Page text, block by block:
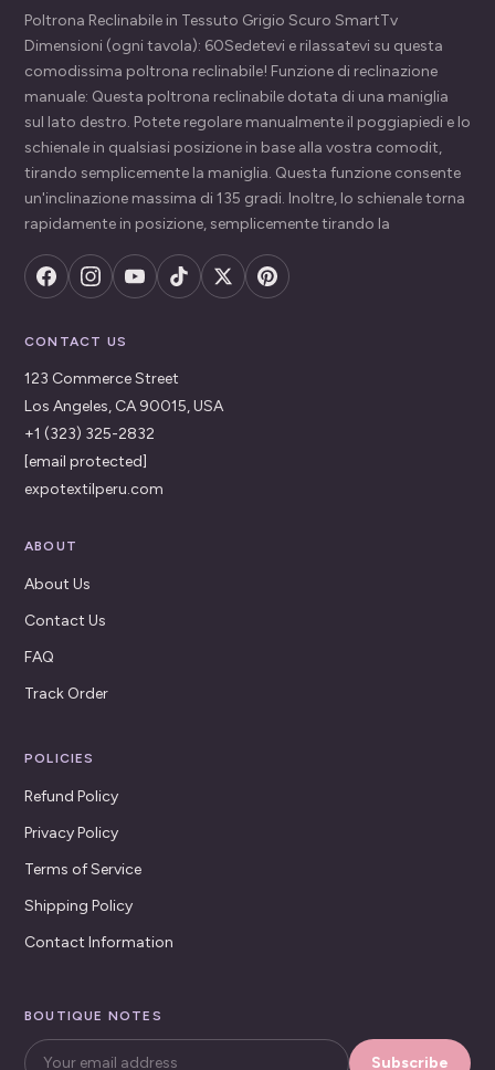
Poltrona Reclinabile in Tessuto Grigio Scuro SmartTv
Dimensioni (ogni tavola): 60Sedetevi e rilassatevi su questa
comodissima poltrona reclinabile! Funzione di reclinazione
manuale: Questa poltrona reclinabile dotata di una maniglia
sul lato destro. Potete regolare manualmente il poggiapiedi e lo
schienale in qualsiasi posizione in base alla vostra comodit,
tirando semplicemente la maniglia. Questa funzione consente
un'inclinazione massima di 135 gradi. Inoltre, lo schienale torna
rapidamente in posizione, semplicemente tirando la
CONTACT US
123 Commerce Street
Los Angeles, CA 90015, USA
+1 (323) 325-2832
[email protected]
expotextilperu.com
ABOUT
About Us
Contact Us
FAQ
Track Order
POLICIES
Refund Policy
Privacy Policy
Terms of Service
Shipping Policy
Contact Information
BOUTIQUE NOTES
Subscribe